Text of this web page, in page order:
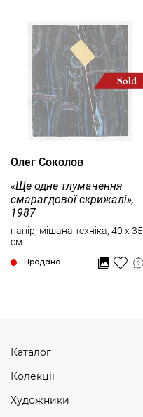
Олег Соколов
«Ще одне тлумачення
смарагдової скрижалі»,
1987
папір, мішана техніка, 40 x 35
см
Продано
Каталог
Колекції
Художники